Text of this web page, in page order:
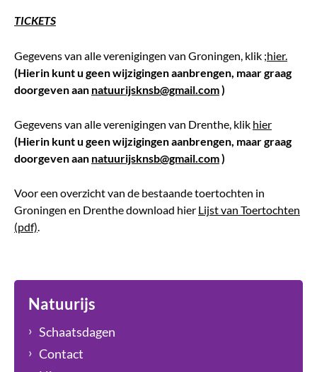
TICKETS
Gegevens van alle verenigingen van Groningen, klik ;hier.
(Hierin kunt u geen wijzigingen aanbrengen, maar graag
doorgeven aan natuurijsknsb@gmail.com)
Gegevens van alle verenigingen van Drenthe, klik hier
(Hierin kunt u geen wijzigingen aanbrengen, maar graag
doorgeven aan natuurijsknsb@gmail.com)
Voor een overzicht van de bestaande toertochten in
Groningen en Drenthe download hier Lijst van Toertochten
(pdf).
Natuurijs
Schaatsdagen
Contact